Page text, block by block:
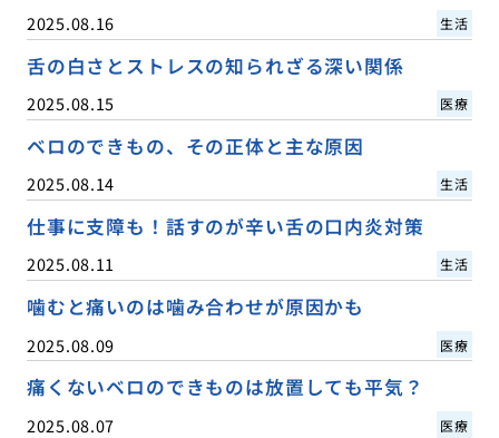
2025.08.16 生活
舌の白さとストレスの知られざる深い関係
2025.08.15 医療
ベロのできもの、その正体と主な原因
2025.08.14 生活
仕事に支障も！話すのが辛い舌の口内炎対策
2025.08.11 生活
噛むと痛いのは噛み合わせが原因かも
2025.08.09 医療
痛くないベロのできものは放置しても平気？
2025.08.07 医療